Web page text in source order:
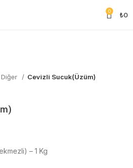
0 ₺0
Diğer Cevizli Sucuk(Üzüm)
– 1 Kg